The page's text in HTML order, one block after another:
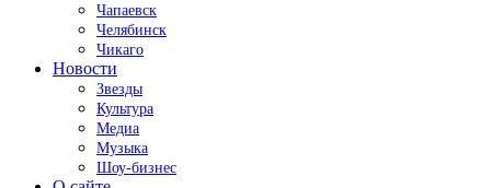
Чапаевск
Челябинск
Чикаго
Новости
Звезды
Культура
Медиа
Музыка
Шоу-бизнес